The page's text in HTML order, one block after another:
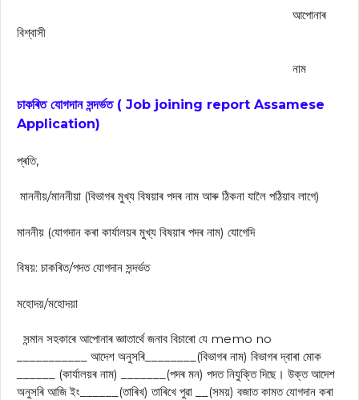
আপোনাৰ
বিশ্বাসী
নাম
চাকৰিত যোগদান সন্দৰ্ভত ( Job joining report Assamese
Application)
প্ৰতি,
মাননীয়/মাননীয়া (বিভাগৰ মুখ্য বিষয়াৰ পদৰ নাম আৰু ঠিকনা যালৈ পঠিয়াব লাগে)
মাননীয় (যোগদান কৰা কাৰ্যালয়ৰ মুখ্য বিষয়াৰ পদৰ নাম) যোগেদি
বিষয়: চাকৰিত/পদত যোগদান সন্দৰ্ভত
মহোদয়/মহোদয়া
সন্মান সহকাৰে আপোনাৰ জ্ঞাতাৰ্থে জনাব বিচাৰো যে memo no
___________ আদেশ অনুসৰি________(বিভাগৰ নাম) বিভাগৰ দ্বাৰা মোক
______ (কাৰ্যালয়ৰ নাম) _______(পদৰ মন) পদত নিযুক্তি দিছে। উক্ত আদেশ
অনুসৰি আজি ইং______(তাৰিখ) তাৰিখে পুৱা __(সময়) বজাত কামত যোগদান কৰা